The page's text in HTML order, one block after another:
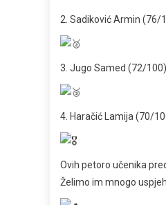
2. Sadiković Armin (76/
3. Jugo Samed (72/100)
4. Haračić Lamija (70/
Ovih petoro učenika
Želimo im mnogo